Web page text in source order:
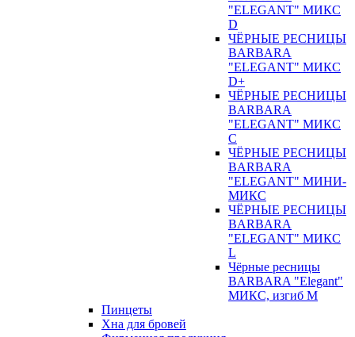
"ELEGANT" МИКС
D
ЧЁРНЫЕ РЕСНИЦЫ
BARBARA
"ELEGANT" МИКС
D+
ЧЁРНЫЕ РЕСНИЦЫ
BARBARA
"ELEGANT" МИКС
С
ЧЁРНЫЕ РЕСНИЦЫ
BARBARA
"ELEGANT" МИНИ-
МИКС
ЧЁРНЫЕ РЕСНИЦЫ
BARBARA
"ELEGANT" МИКС
L
Чёрные ресницы
BARBARA "Elegant"
МИКС, изгиб М
Пинцеты
Хна для бровей